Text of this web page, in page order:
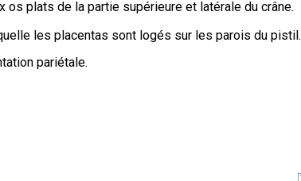
os plats de la partie supérieure et latérale du crâne.
les placentas sont logés sur les parois du pistil.
pariétale.